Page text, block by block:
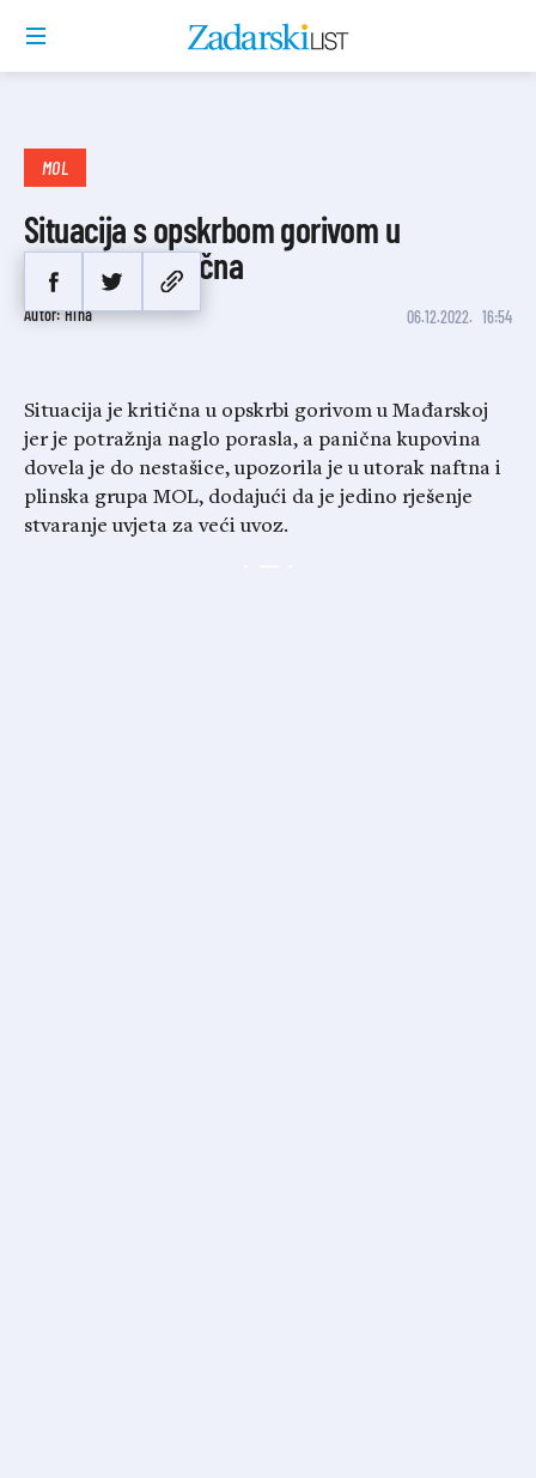
MOL
Situacija s opskrbom gorivom u
Mađarskoj kritična
Autor: Hina 06.12.2022. 16:54
Situacija je kritična u opskrbi gorivom u Mađarskoj
jer je potražnja naglo porasla, a panična kupovina
dovela je do nestašice, upozorila je u utorak naftna i
plinska grupa MOL, dodajući da je jedino rješenje
stvaranje uvjeta za veći uvoz.